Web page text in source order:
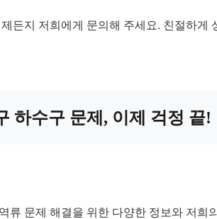
든지 저희에게 문의해 주세요. 친절하게
하수구 문제, 이제 걱정 끝!
류 문제 해결을 위한 다양한 정보와 저희